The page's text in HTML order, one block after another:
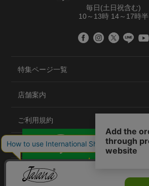
毎日(土日祝含む)
10～13時 14～17時半
特集ページ一覧
店舗案内
ご利用規約
プライバシーポリシー
特定商取引法について